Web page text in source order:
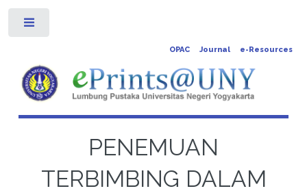
OPAC Journal e-Resources
PENEMUAN
TERBIMBING DALAM